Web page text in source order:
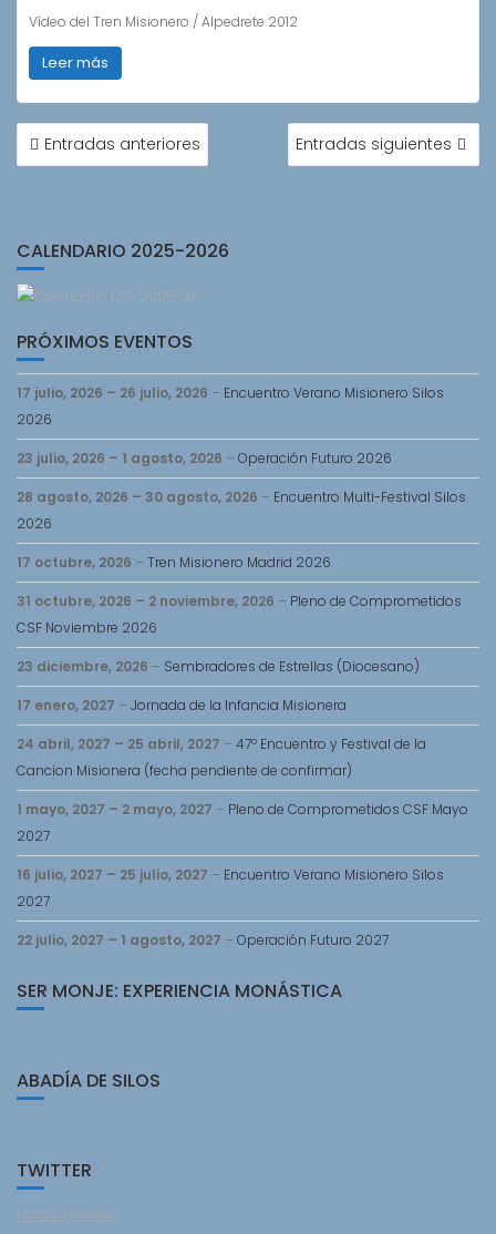
Vídeo del Tren Misionero / Alpedrete 2012
Leer más
NAVEGACIÓN
DEEntradas anteriores Entradas siguientes
CALENDARIO 2025-2026
PRÓXIMOS EVENTOS
17 julio, 2026 – 26 julio, 2026 – Encuentro Verano Misionero Silos
2026
23 julio, 2026 – 1 agosto, 2026 – Operación Futuro 2026
28 agosto, 2026 – 30 agosto, 2026 – Encuentro Multi-Festival Silos
2026
17 octubre, 2026 – Tren Misionero Madrid 2026
31 octubre, 2026 – 2 noviembre, 2026 – Pleno de Comprometidos
CSF Noviembre 2026
23 diciembre, 2026 – Sembradores de Estrellas (Diocesano)
17 enero, 2027 – Jornada de la Infancia Misionera
24 abril, 2027 – 25 abril, 2027 – 47º Encuentro y Festival de la
Cancion Misionera (fecha pendiente de confirmar)
1 mayo, 2027 – 2 mayo, 2027 – Pleno de Comprometidos CSF Mayo
2027
16 julio, 2027 – 25 julio, 2027 – Encuentro Verano Misionero Silos
2027
22 julio, 2027 – 1 agosto, 2027 – Operación Futuro 2027
SER MONJE: EXPERIENCIA MONÁSTICA
ABADÍA DE SILOS
TWITTER
Follow @twitter